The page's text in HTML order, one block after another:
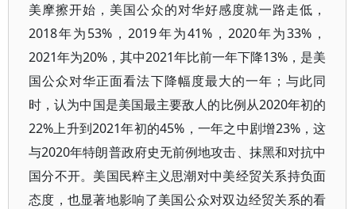
美摩擦开始，美国公众的对华好感度就一路走低，
2018年为53%，2019年为41%，2020年为33%，
2021年为20%，其中2021年比前一年下降13%，是美
国公众对华正面看法下降幅度最大的一年；与此同
时，认为中国是美国最主要敌人的比例从2020年初的
22%上升到2021年初的45%，一年之中剧增23%，这
与2020年特朗普政府史无前例地攻击、抹黑和对抗中
国分不开。美国民粹主义思潮对中美经贸关系持负面
态度，也显著地影响了美国公众对双边经贸关系的看